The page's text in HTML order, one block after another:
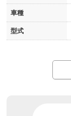
車種
型式